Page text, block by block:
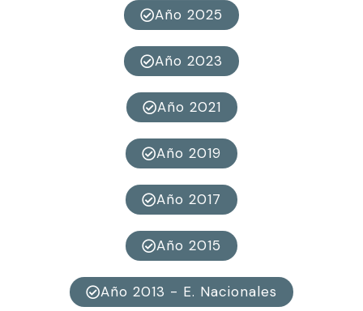
Año 2025
Año 2023
Año 2021
Año 2019
Año 2017
Año 2015
Año 2013 - E. Nacionales